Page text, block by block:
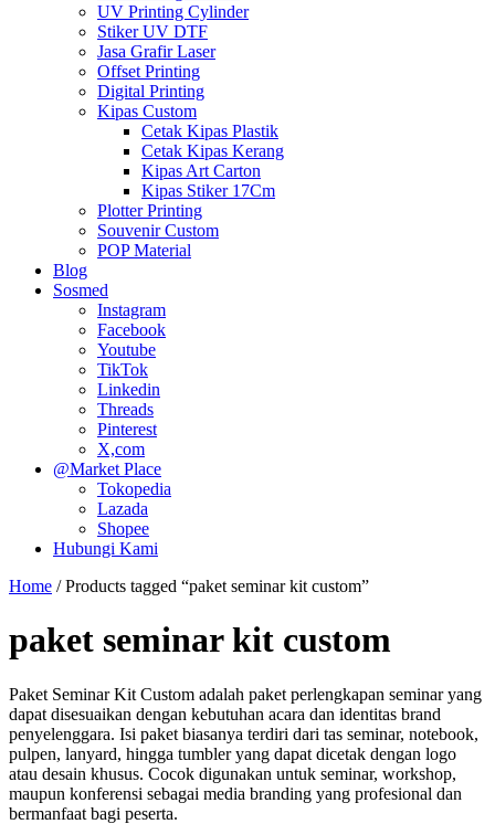
UV Printing Cylinder
Stiker UV DTF
Jasa Grafir Laser
Offset Printing
Digital Printing
Kipas Custom
Cetak Kipas Plastik
Cetak Kipas Kerang
Kipas Art Carton
Kipas Stiker 17Cm
Plotter Printing
Souvenir Custom
POP Material
Blog
Sosmed
Instagram
Facebook
Youtube
TikTok
Linkedin
Threads
Pinterest
X,com
@Market Place
Tokopedia
Lazada
Shopee
Hubungi Kami
Home / Products tagged “paket seminar kit custom”
paket seminar kit custom
Paket Seminar Kit Custom adalah paket perlengkapan seminar yang
dapat disesuaikan dengan kebutuhan acara dan identitas brand
penyelenggara. Isi paket biasanya terdiri dari tas seminar, notebook,
pulpen, lanyard, hingga tumbler yang dapat dicetak dengan logo
atau desain khusus. Cocok digunakan untuk seminar, workshop,
maupun konferensi sebagai media branding yang profesional dan
bermanfaat bagi peserta.